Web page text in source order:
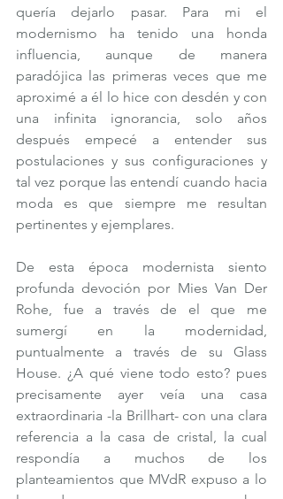
quería dejarlo pasar. Para mi el
modernismo ha tenido una honda
influencia, aunque de manera
paradójica las primeras veces que me
aproximé a él lo hice con desdén y con
una infinita ignorancia, solo años
después empecé a entender sus
postulaciones y sus configuraciones y
tal vez porque las entendí cuando hacia
moda es que siempre me resultan
pertinentes y ejemplares.
De esta época modernista siento
profunda devoción por Mies Van Der
Rohe, fue a través de el que me
sumergí en la modernidad,
puntualmente a través de su Glass
House. ¿A qué viene todo esto? pues
precisamente ayer veía una casa
extraordinaria -la Brillhart- con una clara
referencia a la casa de cristal, la cual
respondía a muchos de los
planteamientos que MVdR expuso a lo